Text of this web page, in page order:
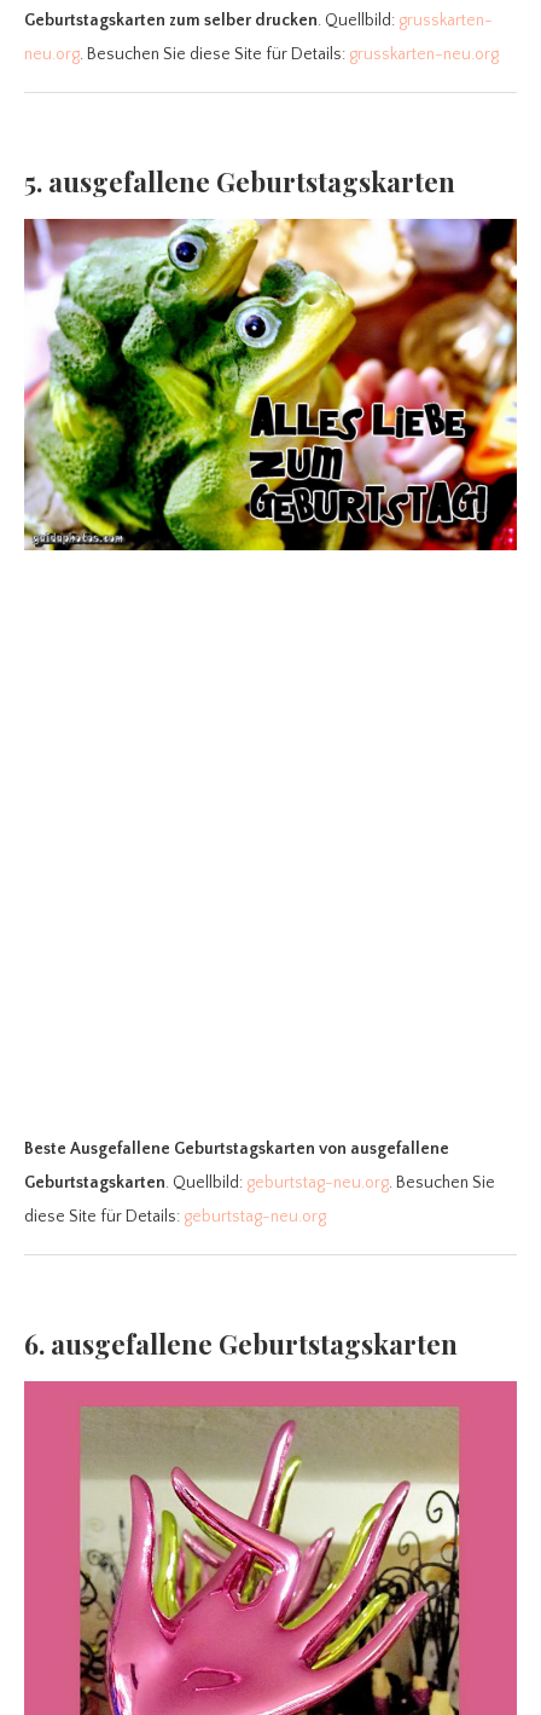
Geburtstagskarten zum selber drucken. Quellbild: grusskarten-
neu.org. Besuchen Sie diese Site für Details: grusskarten-neu.org
5. ausgefallene Geburtstagskarten
Beste Ausgefallene Geburtstagskarten von ausgefallene
Geburtstagskarten. Quellbild: geburtstag-neu.org. Besuchen Sie
diese Site für Details: geburtstag-neu.org
6. ausgefallene Geburtstagskarten